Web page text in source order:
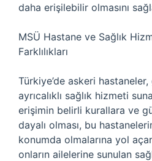
daha erişilebilir olmasını
MSÜ Hastane ve Sağlık
Farklılıkları
Türkiye’de askeri
ayrıcalıklı sağlık hizmeti
erişimin belirli kurallara ve
dayalı olması, bu
konumda olmalarına yol
onların ailelerine sunulan